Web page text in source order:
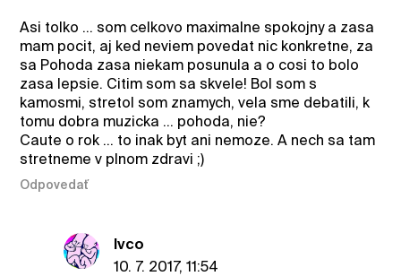
Asi tolko ... som celkovo maximalne spokojny a zasa
mam pocit, aj ked neviem povedat nic konkretne, za
sa Pohoda zasa niekam posunula a o cosi to bolo
zasa lepsie. Citim som sa skvele! Bol som s
kamosmi, stretol som znamych, vela sme debatili, k
tomu dobra muzicka ... pohoda, nie?
Caute o rok ... to inak byt ani nemoze. A nech sa tam
stretneme v plnom zdravi ;)
Odpovedať
Ivco
10. 7. 2017, 11:54